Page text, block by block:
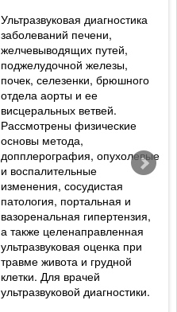
Ультразвуковая диагностика
заболеваний печени,
желчевыводящих путей,
поджелудочной железы,
почек, селезенки, брюшного
отдела аорты и ее
висцеральных ветвей.
Рассмотрены физические
основы метода,
допплерография, опухолевые
и воспалительные
изменения, сосудистая
патология, портальная и
вазоренальная гипертензия,
а также целенаправленная
ультразвуковая оценка при
травме живота и грудной
клетки. Для врачей
ультразвуковой диагностики.